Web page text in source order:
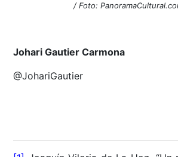
/ Foto:
Johari Gautier Carmona
@JohariGautier